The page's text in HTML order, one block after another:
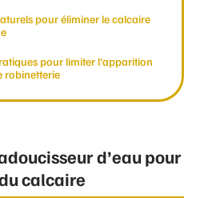
pour éliminer le calcaire
pour limiter l’apparition
robinetterie
d’eau pour
calcaire